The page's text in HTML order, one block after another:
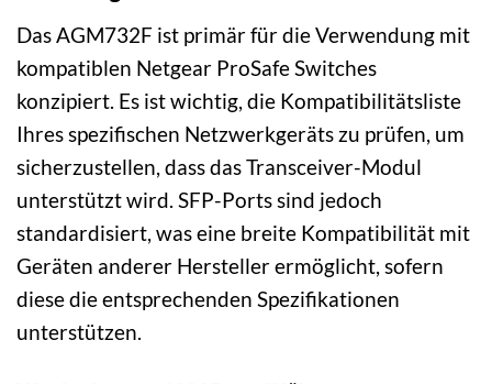
Das AGM732F ist primär für die Verwendung mit
kompatiblen Netgear ProSafe Switches
konzipiert. Es ist wichtig, die Kompatibilitätsliste
Ihres spezifischen Netzwerkgeräts zu prüfen, um
sicherzustellen, dass das Transceiver-Modul
unterstützt wird. SFP-Ports sind jedoch
standardisiert, was eine breite Kompatibilität mit
Geräten anderer Hersteller ermöglicht, sofern
diese die entsprechenden Spezifikationen
unterstützen.